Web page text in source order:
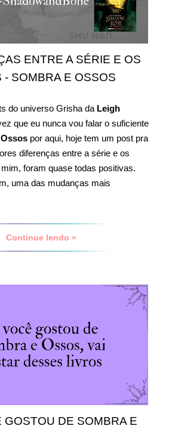
ENTRE A SÉRIE E OS
- SOMBRA E OSSOS
do universo Grisha da Leigh
que eu nunca vou falar o suficiente
por aqui, hoje tem um post pra
diferenças entre a série e os
foram quase todas positivas.
uma das mudanças mais
Continue lendo »
GOSTOU DE SOMBRA E